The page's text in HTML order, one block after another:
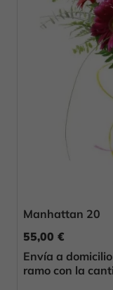
Manhattan 20
55,00 €
Envía a
ramo con la